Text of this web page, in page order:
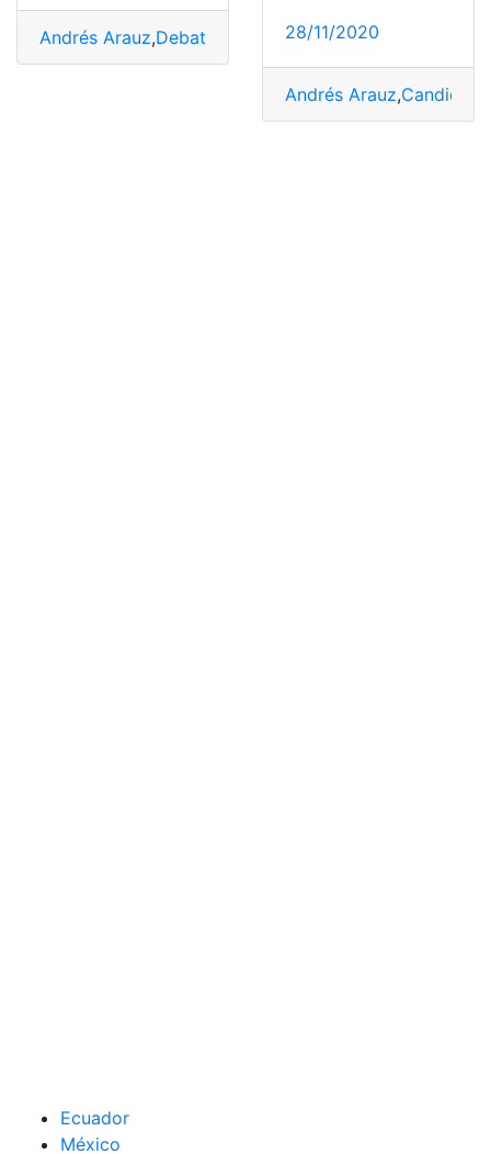
Andrés Arauz,Debate Gobierno,Plan
28/11/2020
Andrés Arauz,
Ecuador
México